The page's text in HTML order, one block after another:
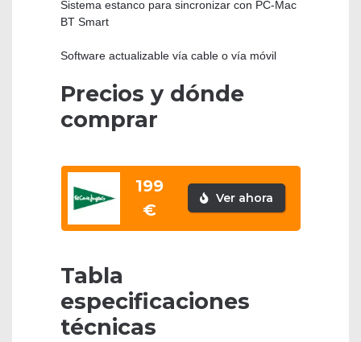
Sistema estanco para sincronizar con PC-Mac
BT Smart
Software actualizable vía cable o vía móvil
Precios y dónde
comprar
199
€
Ver ahora
Tabla
especificaciones
técnicas